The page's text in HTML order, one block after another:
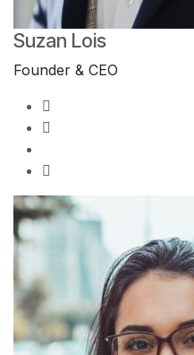
Suzan Lois
Founder & CEO